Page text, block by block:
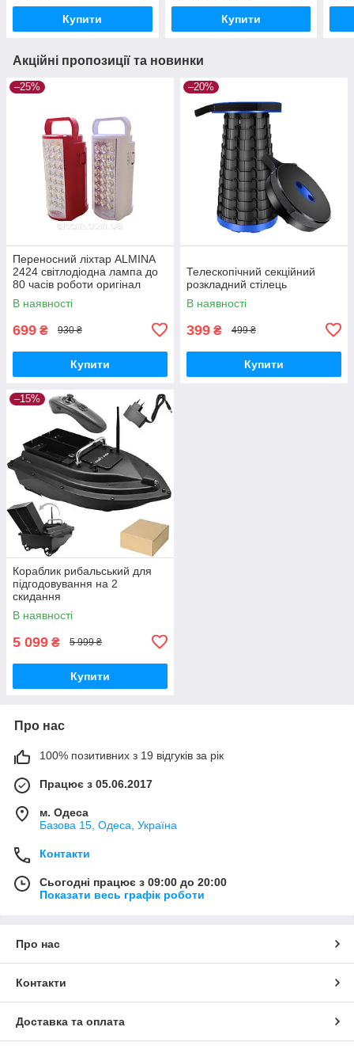
Купити Купити
Акційні пропозиції та новинки
–25%
Переносний ліхтар ALMINA
2424 світлодіодна лампа до
80 часів роботи оригінал
В наявності
699 ₴ 930 ₴
Купити
–20%
Телескопічний секційний
розкладний стілець
В наявності
399 ₴ 499 ₴
Купити
–15%
Кораблик рибальський для
підгодовування на 2
скидання
В наявності
5 099 ₴ 5 999 ₴
Купити
Про нас
100% позитивних з 19 відгуків за рік
Працює з 05.06.2017
м. Одеса
Базова 15, Одеса, Україна
Контакти
Сьогодні працює з 09:00 до 20:00
Показати весь графік роботи
Про нас
Контакти
Доставка та оплата